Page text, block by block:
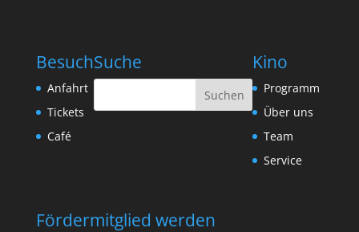
Besuch
Anfahrt
Tickets
Café
Suche Kino
Programm
Über uns
Team
Service
Fördermitglied werden